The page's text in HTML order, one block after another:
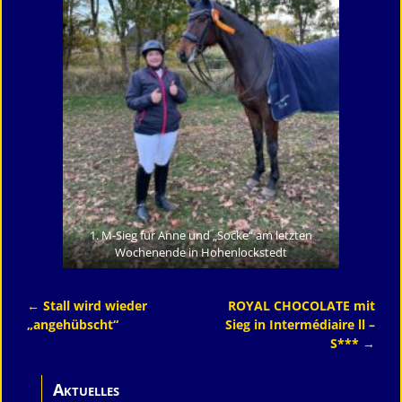
1. M-Sieg für Anne und „Socke“ am letzten
Wochenende in Hohenlockstedt
Artikelnavigation
← Stall wird wieder
„angehübscht“
ROYAL CHOCOLATE mit
Sieg in Intermédiaire ll –
S*** →
Aktuelles